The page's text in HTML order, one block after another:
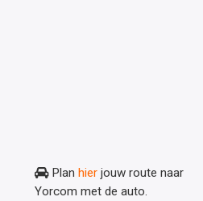
Plan hier jouw route naar
Yorcom met de auto.